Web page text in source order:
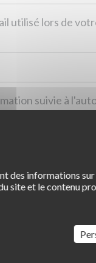
utilisé lors de
2
des informations
site et le contenu